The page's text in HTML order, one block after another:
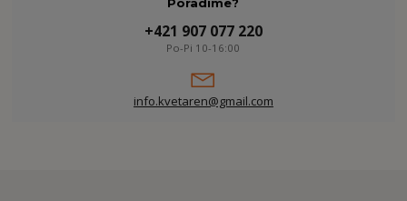
+421 907 077 220
Po-Pi 10-16:00
info.kvetaren@gmail.com